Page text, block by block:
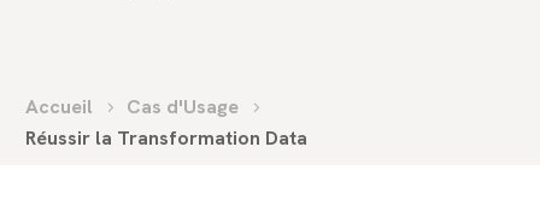
Accueil
Cas d'Usage
Réussir la Transformation Data